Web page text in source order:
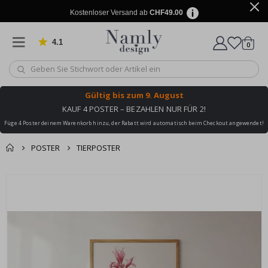
Kostenloser Versand ab CHF49.00
4.1 von 1032 Bewertungen
Wagen
0
Gültig bis zum 9. August
KAUF 4 POSTER – BEZAHLEN NUR FÜR 2!
Füge 4 Poster deinem Warenkorb hinzu, der Rabatt wird automatisch beim Checkout angewendet!
POSTER TIERPOSTER